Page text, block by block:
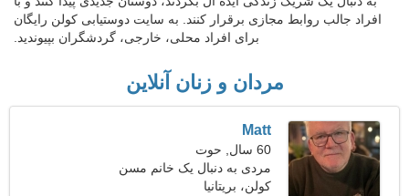
افراد جالب روابط مجازی برقرار کنند. به سایت دوستیابی کولن رایگان
برای افراد محلی، خارجی، گردشگران بپیوندید.
مردان و زنان آنلاین
Matt
60 سال, حوت
مردی به دنبال یک خانم مسن
کولن، بریتانیا